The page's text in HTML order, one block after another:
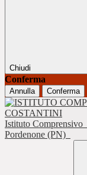
Chiudi
Conferma
Annulla Conferma
Istituto Comprensivo
Pordenone (PN)